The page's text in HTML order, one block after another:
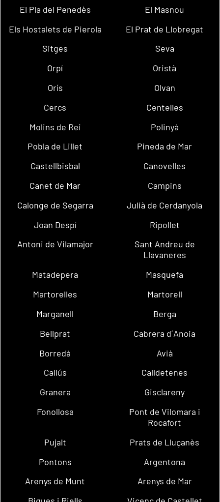
El Pla del Penedès
El Masnou
Els Hostalets de Pierola
El Prat de Llobregat
Sitges
Seva
Orpí
Oristà
Orís
Olvan
Cercs
Centelles
Molins de Rei
Polinyà
Pobla de Lillet
Pineda de Mar
Castellbisbal
Canovelles
Canet de Mar
Campins
Calonge de Segarra
Julià de Cerdanyola
Joan Despí
Ripollet
Antoni de Vilamajor
Sant Andreu de
Llavaneres
Matadepera
Masquefa
Martorelles
Martorell
Marganell
Berga
Bellprat
Cabrera d´Anoia
Borredà
Avià
Callús
Calldetenes
Granera
Gisclareny
Fonollosa
Pont de Vilomara i
Rocafort
Pujalt
Prats de Lluçanès
Pontons
Argentona
Arenys de Munt
Arenys de Mar